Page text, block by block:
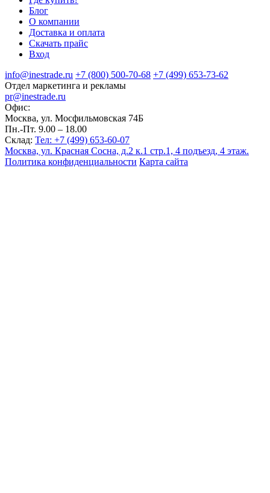
Блог
О компании
Доставка и оплата
Скачать прайс
Вход
info@inestrade.ru +7 (800) 500-70-68 +7 (499) 653-73-62
Отдел маркетинга и рекламы
pr@inestrade.ru
Офис:
Москва, ул. Мосфильмовская 74Б
Пн.-Пт. 9.00 – 18.00
Склад: Тел: +7 (499) 653-60-07
Москва, ул. Красная Сосна, д.2 к.1 стр.1, 4 подъезд, 4 этаж.
Политика конфиденциальности Карта сайта